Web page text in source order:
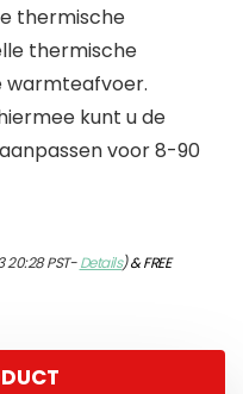
thermische
thermische
warmteafvoer.
kunt u de
voor 8-90
PST-Details)&FREE